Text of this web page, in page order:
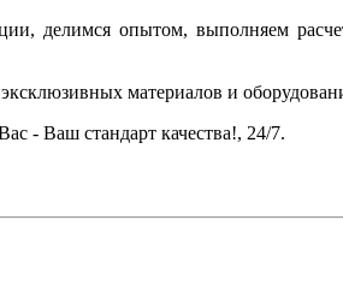
делимся опытом, выполняем
эксклюзивных материалов и
- Ваш стандарт качества!, 24/7.